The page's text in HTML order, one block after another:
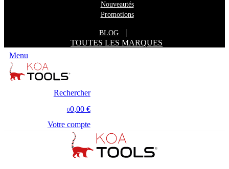
Nouveautés
Promotions
BLOG
TOUTES LES MARQUES
Menu
Rechercher
00,00 €
Votre compte